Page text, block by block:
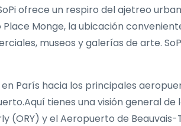
ofrece un respiro del ajetreo
Monge, la ubicación
museos y galerías de arte.
en París hacia los principales
tienes una visión general
(ORY) y el Aeropuerto de Beauvais-